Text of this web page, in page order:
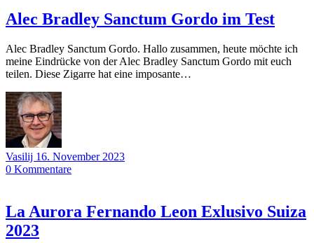
Alec Bradley Sanctum Gordo im Test
Alec Bradley Sanctum Gordo. Hallo zusammen, heute möchte ich
meine Eindrücke von der Alec Bradley Sanctum Gordo mit euch
teilen. Diese Zigarre hat eine imposante…
Vasilij 16. November 2023
0 Kommentare
La Aurora Fernando Leon Exlusivo Suiza
2023